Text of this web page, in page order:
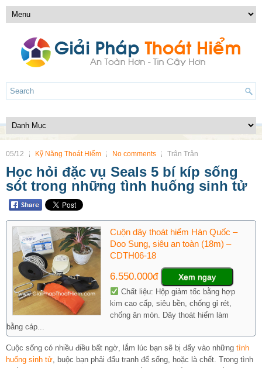
05/12 Kỹ Năng Thoát Hiểm No comments Trân Trân
Học hỏi đặc vụ Seals 5 bí kíp sống
sót trong những tình huống sinh tử
Cuộn dây thoát hiểm Hàn Quốc –
Doo Sung, siêu an toàn (18m) –
CDTH06-18
6.550.000đ Xem ngay
Chất liệu: Hộp giảm tốc bằng hợp
kim cao cấp, siêu bền, chống gỉ rét,
chống ăn mòn. Dây thoát hiểm làm
bằng cáp...
Cuộc sống có nhiều điều bất ngờ, lắm lúc bạn sẽ bị đẩy vào những tình
huống sinh tử, buộc bạn phải đấu tranh để sống, hoặc là chết. Trong tình